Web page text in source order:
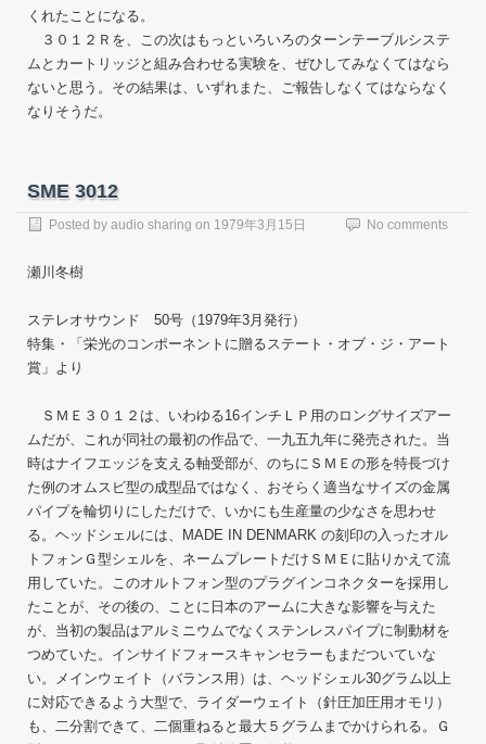
くれたことになる。
３０１２Ｒを、この次はもっといろいろのターンテーブルシステ
ムとカートリッジと組み合わせる実験を、ぜひしてみなくてはなら
ないと思う。その結果は、いずれまた、ご報告しなくてはならなく
なりそうだ。
SME 3012
Posted by audio sharing on 1979年3月15日 No comments
瀬川冬樹
ステレオサウンド 50号（1979年3月発行）
特集・「栄光のコンポーネントに贈るステート・オブ・ジ・アート
賞」より
ＳＭＥ３０１２は、いわゆる16インチＬＰ用のロングサイズアー
ムだが、これが同社の最初の作品で、一九五九年に発売された。当
時はナイフエッジを支える軸受部が、のちにＳＭＥの形を特長づけ
た例のオムスビ型の成型品ではなく、おそらく適当なサイズの金属
パイプを輪切りにしただけで、いかにも生産量の少なさを思わせ
る。ヘッドシェルには、MADE IN DENMARK の刻印の入ったオル
トフォンＧ型シェルを、ネームプレートだけＳＭＥに貼りかえて流
用していた。このオルトフォン型のプラグインコネクターを採用し
たことが、その後の、ことに日本のアームに大きな影響を与えた
が、当初の製品はアルミニウムでなくステンレスパイプに制動材を
つめていた。インサイドフォースキャンセラーもまだついていな
い。メインウェイト（バランス用）は、ヘッドシェル30グラム以上
に対応できるよう大型で、ライダーウェイト（針圧加圧用オモリ）
も、二分割できて、二個重ねると最大５グラムまでかけられる。Ｇ